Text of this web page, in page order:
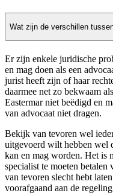
Wat zijn de verschillen
Er zijn enkele juridische
en mag doen als een
jurist heeft zijn of haar
daarmee net zo bekwaam
Eastermar niet beëdigd en
van advocaat niet dragen.
Bekijk van tevoren wel
uitgevoerd wilt hebben wel
kan en mag worden. Het is
specialist te moeten
van tevoren slecht hebt
voorafgaand aan de